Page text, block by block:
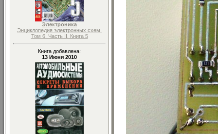
Электроника
Энциклопедия электронных схем.
Том 6. Часть II. Книга 5
Книга добавлена:
13 Июня 2010